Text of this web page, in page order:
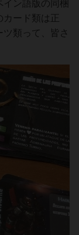
ン語版の同梱
ード類は正
類って、皆さ